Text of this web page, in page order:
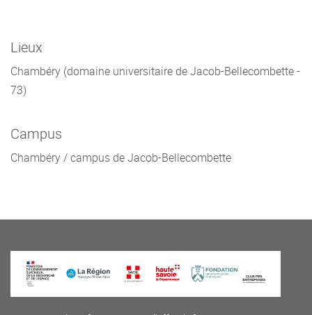
Lieux
Chambéry (domaine universitaire de Jacob-Bellecombette -
73)
Campus
Chambéry / campus de Jacob-Bellecombette